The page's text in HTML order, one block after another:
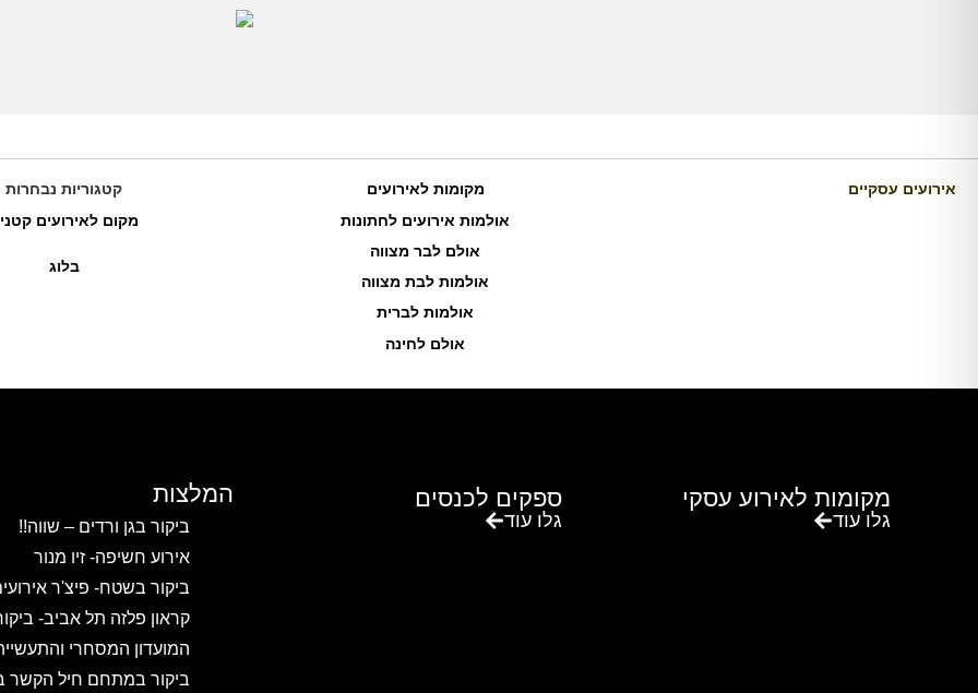
אירועים עסקיים
מקומות לאירועים
אולמות אירועים לחתונות
אולם לבר מצווה
אולמות לבת מצווה
אולמות לברית
אולם לחינה
קטגוריות נבחרות
מקום לאירועים
בלוג
מקומות לאירוע עסקי
גלו עוד
ספקים לכנסים
גלו עוד
המלצות
ביקור בגן ורדים – שווה!!
אירוע חשיפה- זיו מנור
ביקור בשטח- פיצ'ר
קראון פלזה תל אביב-
המועדון המסחרי
ביקור במתחם חיל הקשר